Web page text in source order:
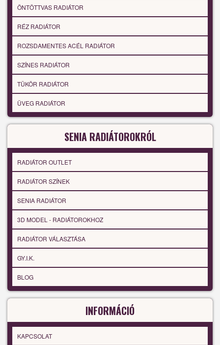
ÖNTÖTTVAS RADIÁTOR
RÉZ RADIÁTOR
ROZSDAMENTES ACÉL RADIÁTOR
SZÍNES RADIÁTOR
TÜKÖR RADIÁTOR
ÜVEG RADIÁTOR
SENIA RADIÁTOROKRÓL
RADIÁTOR OUTLET
RADIÁTOR SZÍNEK
SENIA RADIÁTOR
3D MODEL - RADIÁTOROKHOZ
RADIÁTOR VÁLASZTÁSA
GY.I.K.
BLOG
INFORMÁCIÓ
KAPCSOLAT